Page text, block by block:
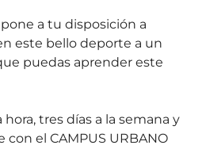
a tu disposición a
este bello deporte a un
puedas aprender este
hora, tres días a la semana y
el CAMPUS URBANO